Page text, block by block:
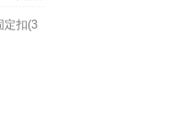
定扣(3